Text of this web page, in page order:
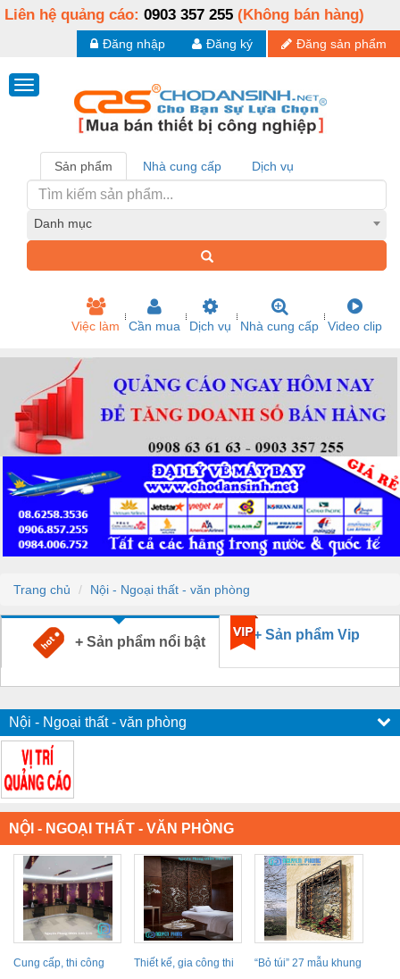
Liên hệ quảng cáo: 0903 357 255 (Không bán hàng)
Đăng sản phẩm
Đăng ký
Đăng nhập
Sản phẩm Nhà cung cấp Dịch vụ
Danh mục
Việc làm Cần mua Dịch vụ Nhà cung cấp Video clip
Trang chủ Nội - Ngoại thất - văn phòng
+ Sản phẩm nổi bật + Sản phẩm Vip
Nội - Ngoại thất - văn phòng
NỘI - NGOẠI THẤT - VĂN PHÒNG
Cung cấp, thi công
Thiết kế, gia công thi
“Bỏ túi” 27 mẫu khung